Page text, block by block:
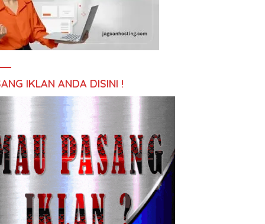
IKLAN ANDA DISINI !